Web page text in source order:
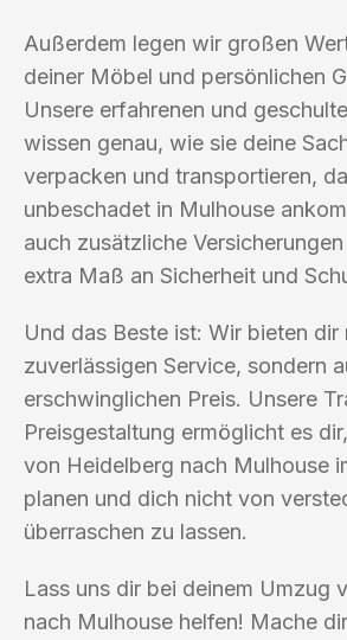
Außerdem legen wir großen
deiner Möbel und persönlichen
Unsere erfahrenen und
wissen genau, wie sie deine
verpacken und transportieren,
unbeschadet in Mulhouse
auch zusätzliche
extra Maß an Sicherheit und
Und das Beste ist: Wir bieten dir
zuverlässigen Service, sondern
erschwinglichen Preis. Unsere
Preisgestaltung ermöglicht es
von Heidelberg nach Mulhouse
planen und dich nicht von
überraschen zu lassen.
Lass uns dir bei deinem Umzug
nach Mulhouse helfen! Mache